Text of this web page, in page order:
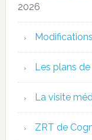
2026
Les plans
La visite
ZRT de